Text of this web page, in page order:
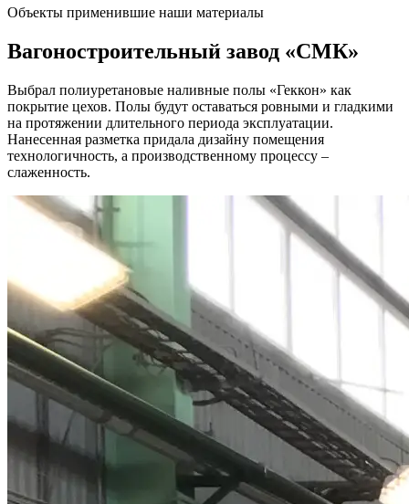
Объекты применившие наши материалы
Вагоностроительный завод «СМК»
Выбрал полиуретановые наливные полы «Геккон» как
покрытие цехов. Полы будут оставаться ровными и гладкими
на протяжении длительного периода эксплуатации.
Нанесенная разметка придала дизайну помещения
технологичность, а производственному процессу –
слаженность.